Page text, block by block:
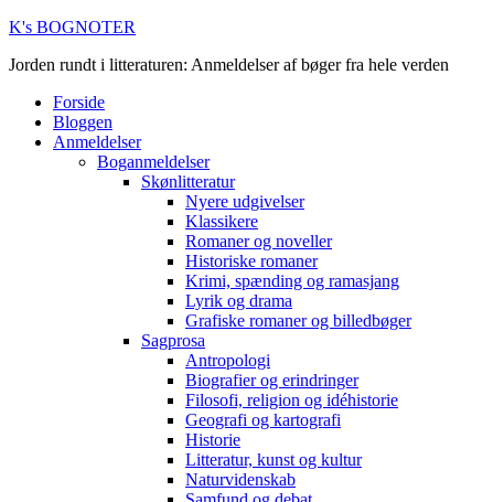
K's BOGNOTER
Jorden rundt i litteraturen: Anmeldelser af bøger fra hele verden
Forside
Bloggen
Anmeldelser
Boganmeldelser
Skønlitteratur
Nyere udgivelser
Klassikere
Romaner og noveller
Historiske romaner
Krimi, spænding og ramasjang
Lyrik og drama
Grafiske romaner og billedbøger
Sagprosa
Antropologi
Biografier og erindringer
Filosofi, religion og idéhistorie
Geografi og kartografi
Historie
Litteratur, kunst og kultur
Naturvidenskab